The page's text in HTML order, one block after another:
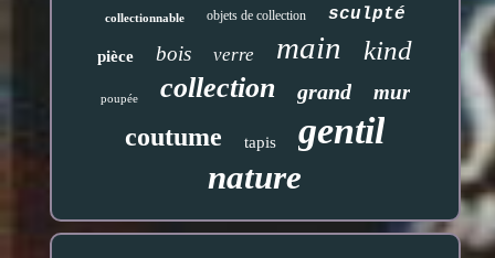
collectionnable objets de collection sculpté
pièce bois verre main kind
poupée collection grand mur
coutume tapis gentil
nature